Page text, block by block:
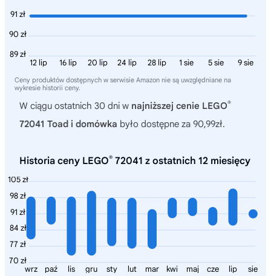
91 zł
90 zł
89 zł
9 sie
5 sie
1 sie
28 lip
24 lip
20 lip
16 lip
12 lip
Ceny produktów dostępnych w serwisie Amazon nie są uwzględniane na
wykresie historii ceny.
W ciągu ostatnich 30 dni w najniższej cenie LEGO®
72041 Toad i domówka było dostępne za 90,99zł.
Historia ceny LEGO® 72041 z ostatnich 12 miesięcy
105 zł
98 zł
91 zł
84 zł
77 zł
70 zł
sie
lip
cze
maj
kwi
mar
lut
sty
gru
lis
paź
wrz